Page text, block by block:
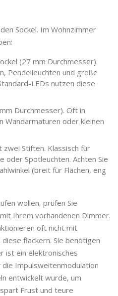
Sockel. Im Wohnzimmer
(27 mm Durchmesser).
Pendelleuchten und große
LEDs nutzen diese
Durchmesser). Oft in
Wandarmaturen oder kleinen
zwei Stiften. Klassisch für
oder Spotleuchten. Achten Sie
(breit für Flächen, eng
wollen, prüfen Sie
Ihrem vorhandenen Dimmer.
oft nicht mit
flackern. Sie benötigen
ist ein elektronisches
Impulsweitenmodulation
entwickelt wurde, um
Frust und teure